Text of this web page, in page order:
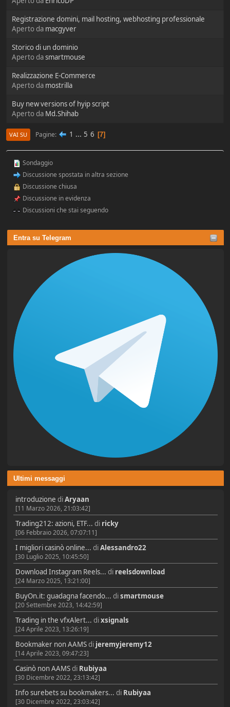
Entra su Telegram
Ultimi messaggi
introduzione diAryaan
[11 Marzo 2026, 21:03:42]
Trading212: azioni, ETF... di ricky
[06 Febbraio 2026, 07:07:11]
I migliori casinò online... diAlessandro22
[30 Luglio 2025, 10:45:50]
Download Instagram Reels... di reelsdownload
[24 Marzo 2025, 13:21:00]
BuyOn.it: guadagna facendo... dismartmouse
[20 Settembre 2023, 14:42:59]
Trading in the vfxAlert... dixsignals
[24 Aprile 2023, 13:26:19]
Bookmaker non AAMSdi jeremyjeremy12
[14 Aprile 2023, 09:47:23]
Casinò non AAMSdi Rubiyaa
[30 Dicembre 2022, 23:13:42]
Info surebets su bookmakers... di Rubiyaa
[30 Dicembre 2022, 23:03:42]
Registrazione domini, mail hosting, webhosting professionale
Aperto da macgyver
Storico di un dominio
Aperto dasmartmouse
Realizzazione E-Commerce
Aperto da mostrilla
Buy new versions of hyip script
Aperto da Md.Shihab
VAI SU Pagine 1 ... 5 6 7
Sondaggio
Discussione spostata in altra sezione
Discussione chiusa
Discussione in evidenza
Discussioni che stai seguendo